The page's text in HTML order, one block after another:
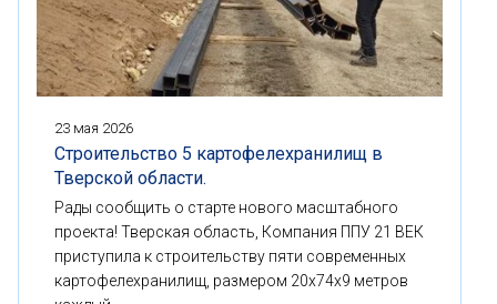
23 мая 2026
Строительство 5 картофелехранилищ в
Тверской области.
Рады сообщить о старте нового масштабного
проекта! Тверская область, Компания ППУ 21 ВЕК
приступила к строительству пяти современных
картофелехранилищ, размером 20x74x9 метров